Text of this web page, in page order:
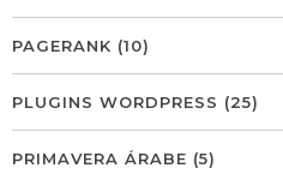
PAGERANK (10)
PLUGINS WORDPRESS (25)
PRIMAVERA ÁRABE (5)